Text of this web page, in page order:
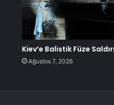
Kiev’e Balistik Füze
Ağustos 7, 2026